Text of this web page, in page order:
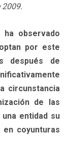
2009.
observado
por este
después de
circunstancia
de las
entidad su
coyunturas